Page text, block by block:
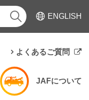
ENGLISH
よくあるご質問
JAFについて